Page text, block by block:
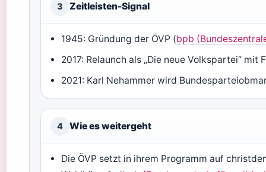
3 Zeitleisten-Signal
1945: Gründung der ÖVP (bpb
2017: Relaunch als „Die neue Volkspartei“ mit
2021: Karl Nehammer wird
4 Wie es weitergeht
Die ÖVP setzt in ihrem Programm auf